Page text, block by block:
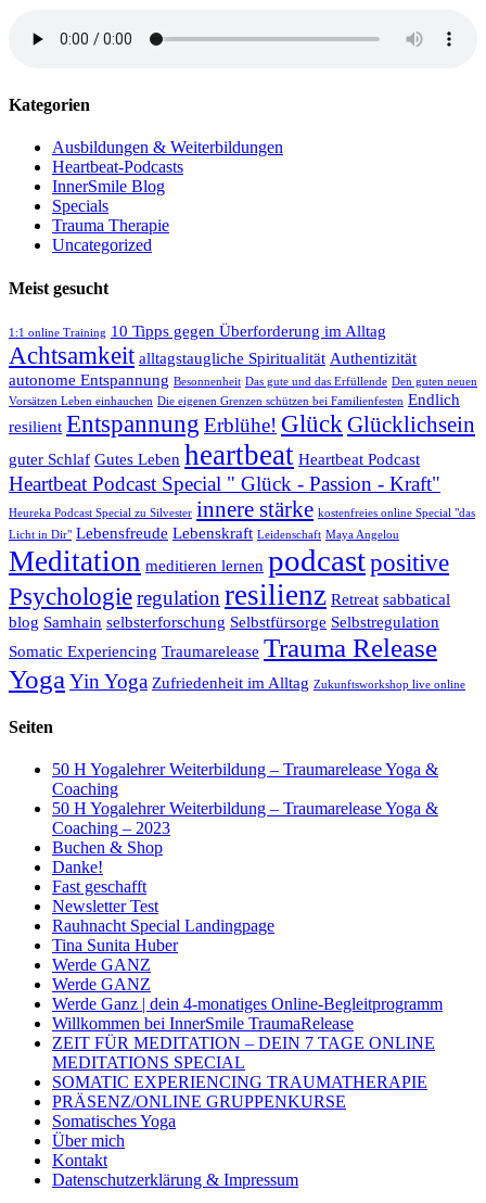
Kategorien
Ausbildungen & Weiterbildungen
Heartbeat-Podcasts
InnerSmile Blog
Specials
Trauma Therapie
Uncategorized
Meist gesucht
1:1 online Training 10 Tipps gegen Überforderung im Alltag
Achtsamkeit alltagstaugliche Spiritualität Authentizität
autonome Entspannung Besonnenheit Das gute und das Erfüllende Den guten neuen
Vorsätzen Leben einhauchen Die eigenen Grenzen schützen bei Familienfesten Endlich
resilient Entspannung Erblühe! Glück Glücklichsein
guter Schlaf Gutes Leben heartbeat Heartbeat Podcast
Heartbeat Podcast Special " Glück - Passion - Kraft"
Heureka Podcast Special zu Silvester innere stärke kostenfreies online Special "das
Licht in Dir" Lebensfreude Lebenskraft Leidenschaft Maya Angelou
Meditation meditieren lernen podcastpositive
Psychologieregulation resilienz Retreat sabbatical
blog Samhain selbsterforschung Selbstfürsorge Selbstregulation
Somatic Experiencing Traumarelease Trauma Release
Yoga Yin Yoga Zufriedenheit im Alltag Zukunftsworkshop live online
Seiten
50 H Yogalehrer Weiterbildung – Traumarelease Yoga &
Coaching
50 H Yogalehrer Weiterbildung – Traumarelease Yoga &
Coaching – 2023
Buchen & Shop
Danke!
Fast geschafft
Newsletter Test
Rauhnacht Special Landingpage
Tina Sunita Huber
Werde GANZ
Werde GANZ
Werde Ganz | dein 4-monatiges Online-Begleitprogramm
Willkommen bei InnerSmile TraumaRelease
ZEIT FÜR MEDITATION – DEIN 7 TAGE ONLINE
MEDITATIONS SPECIAL
SOMATIC EXPERIENCING TRAUMATHERAPIE
PRÄSENZ/ONLINE GRUPPENKURSE
Somatisches Yoga
Über mich
Kontakt
Datenschutzerklärung & Impressum